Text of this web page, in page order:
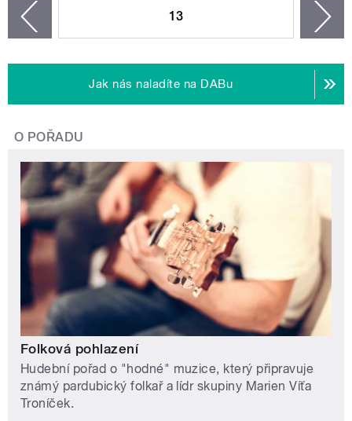
13
Jak nás naladíte na DABu
O POŘADU
Folková pohlazení
Hudební pořad o "hodné" muzice, který připravuje
známý pardubický folkař a lídr skupiny Marien Víťa
Troníček.